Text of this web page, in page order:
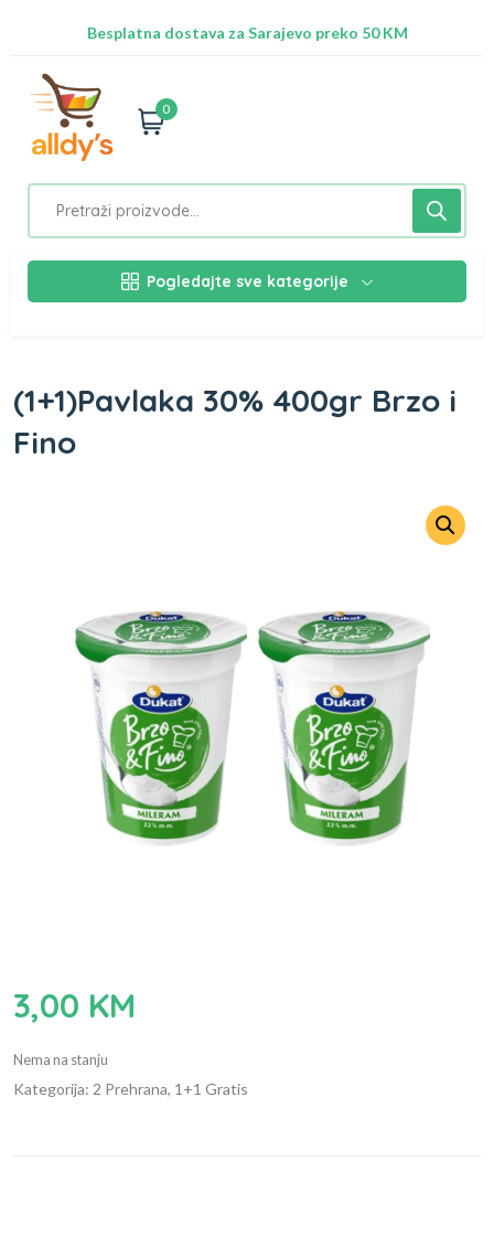
Besplatna dostava za Sarajevo preko 50 KM
0
Pogledajte sve kategorije
(1+1)Pavlaka 30% 400gr Brzo i
Fino
3,00 KM
Nema na stanju
Kategorija: 2 Prehrana, 1+1 Gratis